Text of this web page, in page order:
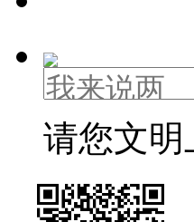
请您文